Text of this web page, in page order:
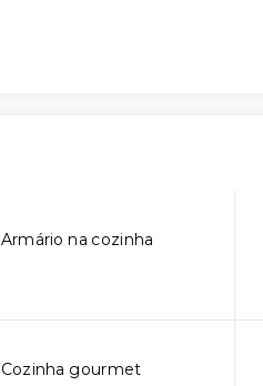
Armário na cozinha
Cozinha gourmet